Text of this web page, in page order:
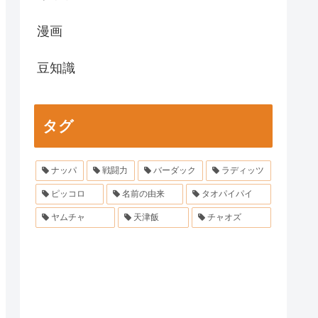
漫画
豆知識
タグ
ナッパ 戦闘力 バーダック ラディッツ
ピッコロ 名前の由来 タオパイパイ
ヤムチャ 天津飯 チャオズ